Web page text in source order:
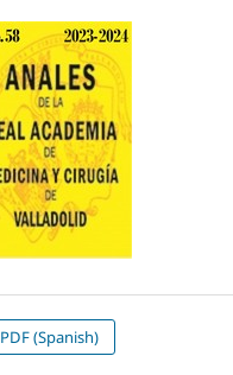
PDF (Spanish)